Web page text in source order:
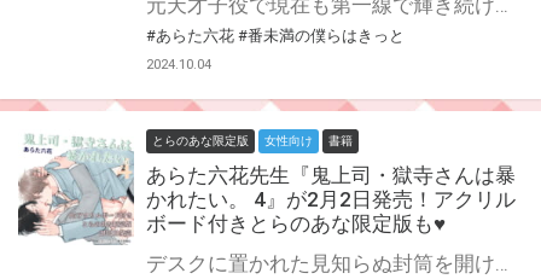
#あらた六花 #番未満の僕らはきっと
2024.10.04
とらのあな限定版 女性向け 書籍
あらた六花先生『鬼上司・獄寺さんは暴
かれたい。 4』が2月2日発売！アクリル
ボード付きとらのあな限定版も♥